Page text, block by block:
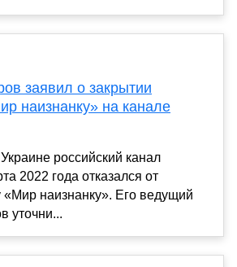
заявил о закрытии
наизнанку» на канале
российский канал
2022 года отказался от
«Мир наизнанку». Его ведущий
уточни...